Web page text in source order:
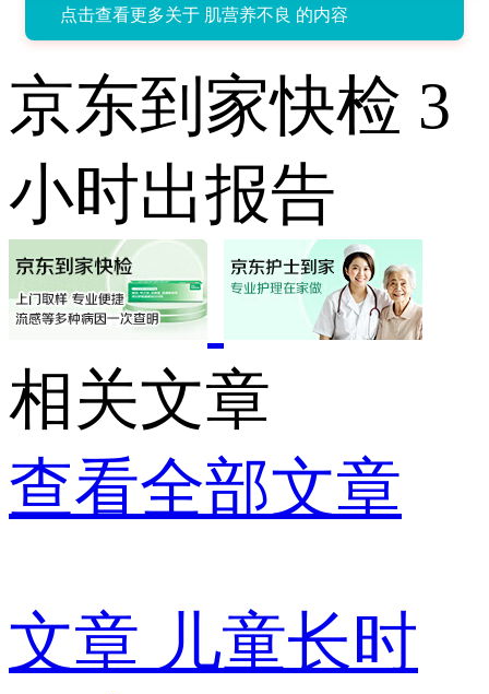
点击查看更多关于 肌营养不良 的内容
京东到家快检 3
小时出报告
相关文章
查看全部文章
文章 儿童长时